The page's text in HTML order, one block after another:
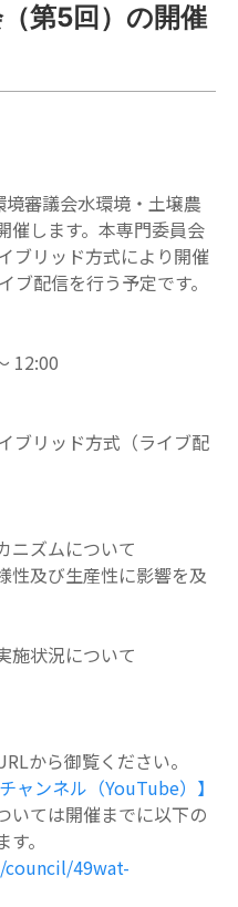
第5回）の開催
審議会水環境・土壌農
催します。本専門委員会
ブリッド方式により開催
ブ配信を行う予定です。
12:00
ブリッド方式（ライブ配
ニズムについて
性及び生産性に影響を及
施状況について
から御覧ください。
ャンネル（YouTube）】
いては開催までに以下の
。
49wat-